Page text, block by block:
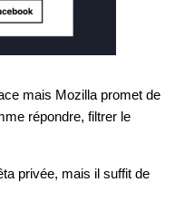
mais Mozilla promet de
répondre, filtrer le
privée, mais il suffit de